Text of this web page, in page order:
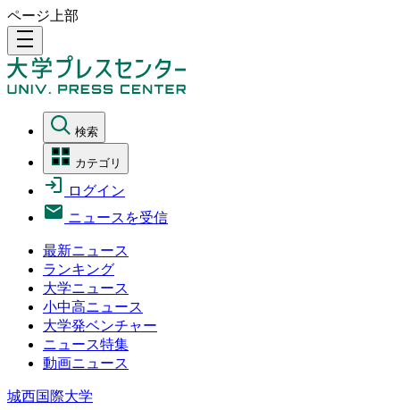
ページ上部
density_medium
検索
カテゴリ
ログイン
ニュースを受信
最新ニュース
ランキング
大学ニュース
小中高ニュース
大学発ベンチャー
ニュース特集
動画ニュース
城西国際大学